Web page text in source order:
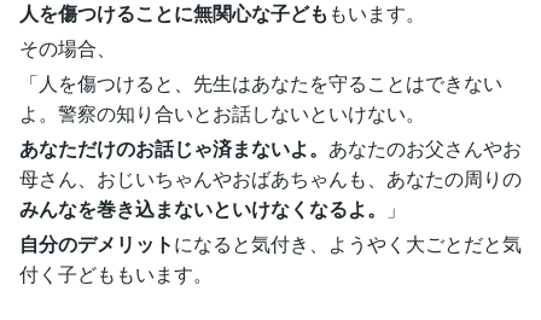
人を傷つけることに無関心な子ども もいます。
その場合、
「人を傷つけると、先生はあなたを守ることはできない
よ。警察の知り合いとお話しないといけない。
あなただけのお話じゃ済まないよ。 あなたのお父さんやお
母さん、おじいちゃんやおばあちゃんも、あなたの周りの
みんなを巻き込まないといけなくなるよ。
」
自分のデメリットになると気付き、ようやく大ごとだと気
付く子どももいます。